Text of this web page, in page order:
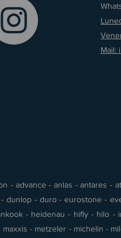
Mail:
- advance - anlas - antares -
dunlop - duro - eurostone -
- heidenau - hifly - hilo -
- metzeler - michelin -